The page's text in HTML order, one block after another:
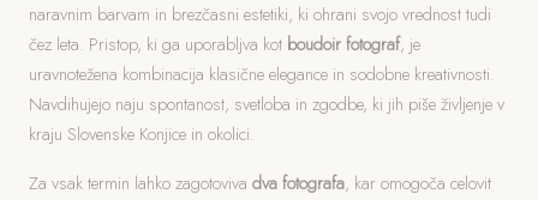
naravnim barvam in brezčasni estetiki, ki ohrani svojo vrednost tudi
čez leta. Pristop, ki ga uporabljva kot boudoir fotograf, je
uravnotežena kombinacija klasične elegance in sodobne kreativnosti.
Navdihujejo naju spontanost, svetloba in zgodbe, ki jih piše življenje v
kraju Slovenske Konjice in okolici.
Za vsak termin lahko zagotoviva dva fotografa, kar omogoča celovit